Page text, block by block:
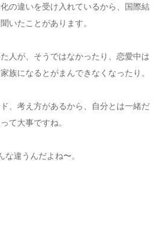
の違いを受け入れているから、国際結
いたことがあります。
人が、そうではなかったり、恋愛中は
族になるとがまんできなくなったり。
、考え方があるから、自分とは一緒だ
て大事ですね。
違うんだよね〜。